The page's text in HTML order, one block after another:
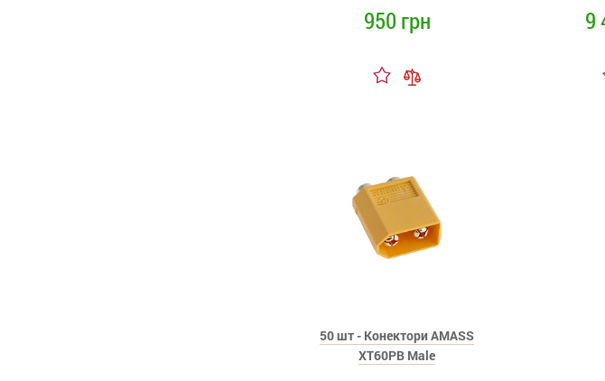
950 грн 9
50 шт - Конектори AMASS
XT60PB Male